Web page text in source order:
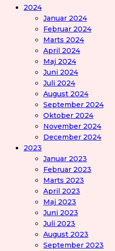
2024
Januar 2024
Februar 2024
Marts 2024
April 2024
Maj 2024
Juni 2024
Juli 2024
August 2024
September 2024
Oktober 2024
November 2024
December 2024
2023
Januar 2023
Februar 2023
Marts 2023
April 2023
Maj 2023
Juni 2023
Juli 2023
August 2023
September 2023